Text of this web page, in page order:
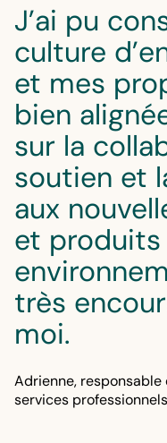
J’ai pu
culture
et mes
bien
sur la
soutien et
aux
et produits
très
moi.
Adrienne,
services professionnels